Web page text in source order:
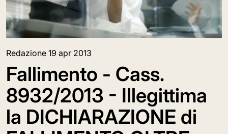
Redazione 19 apr 2013
Fallimento - Cass.
8932/2013 - Illegittima
la DICHIARAZIONE di